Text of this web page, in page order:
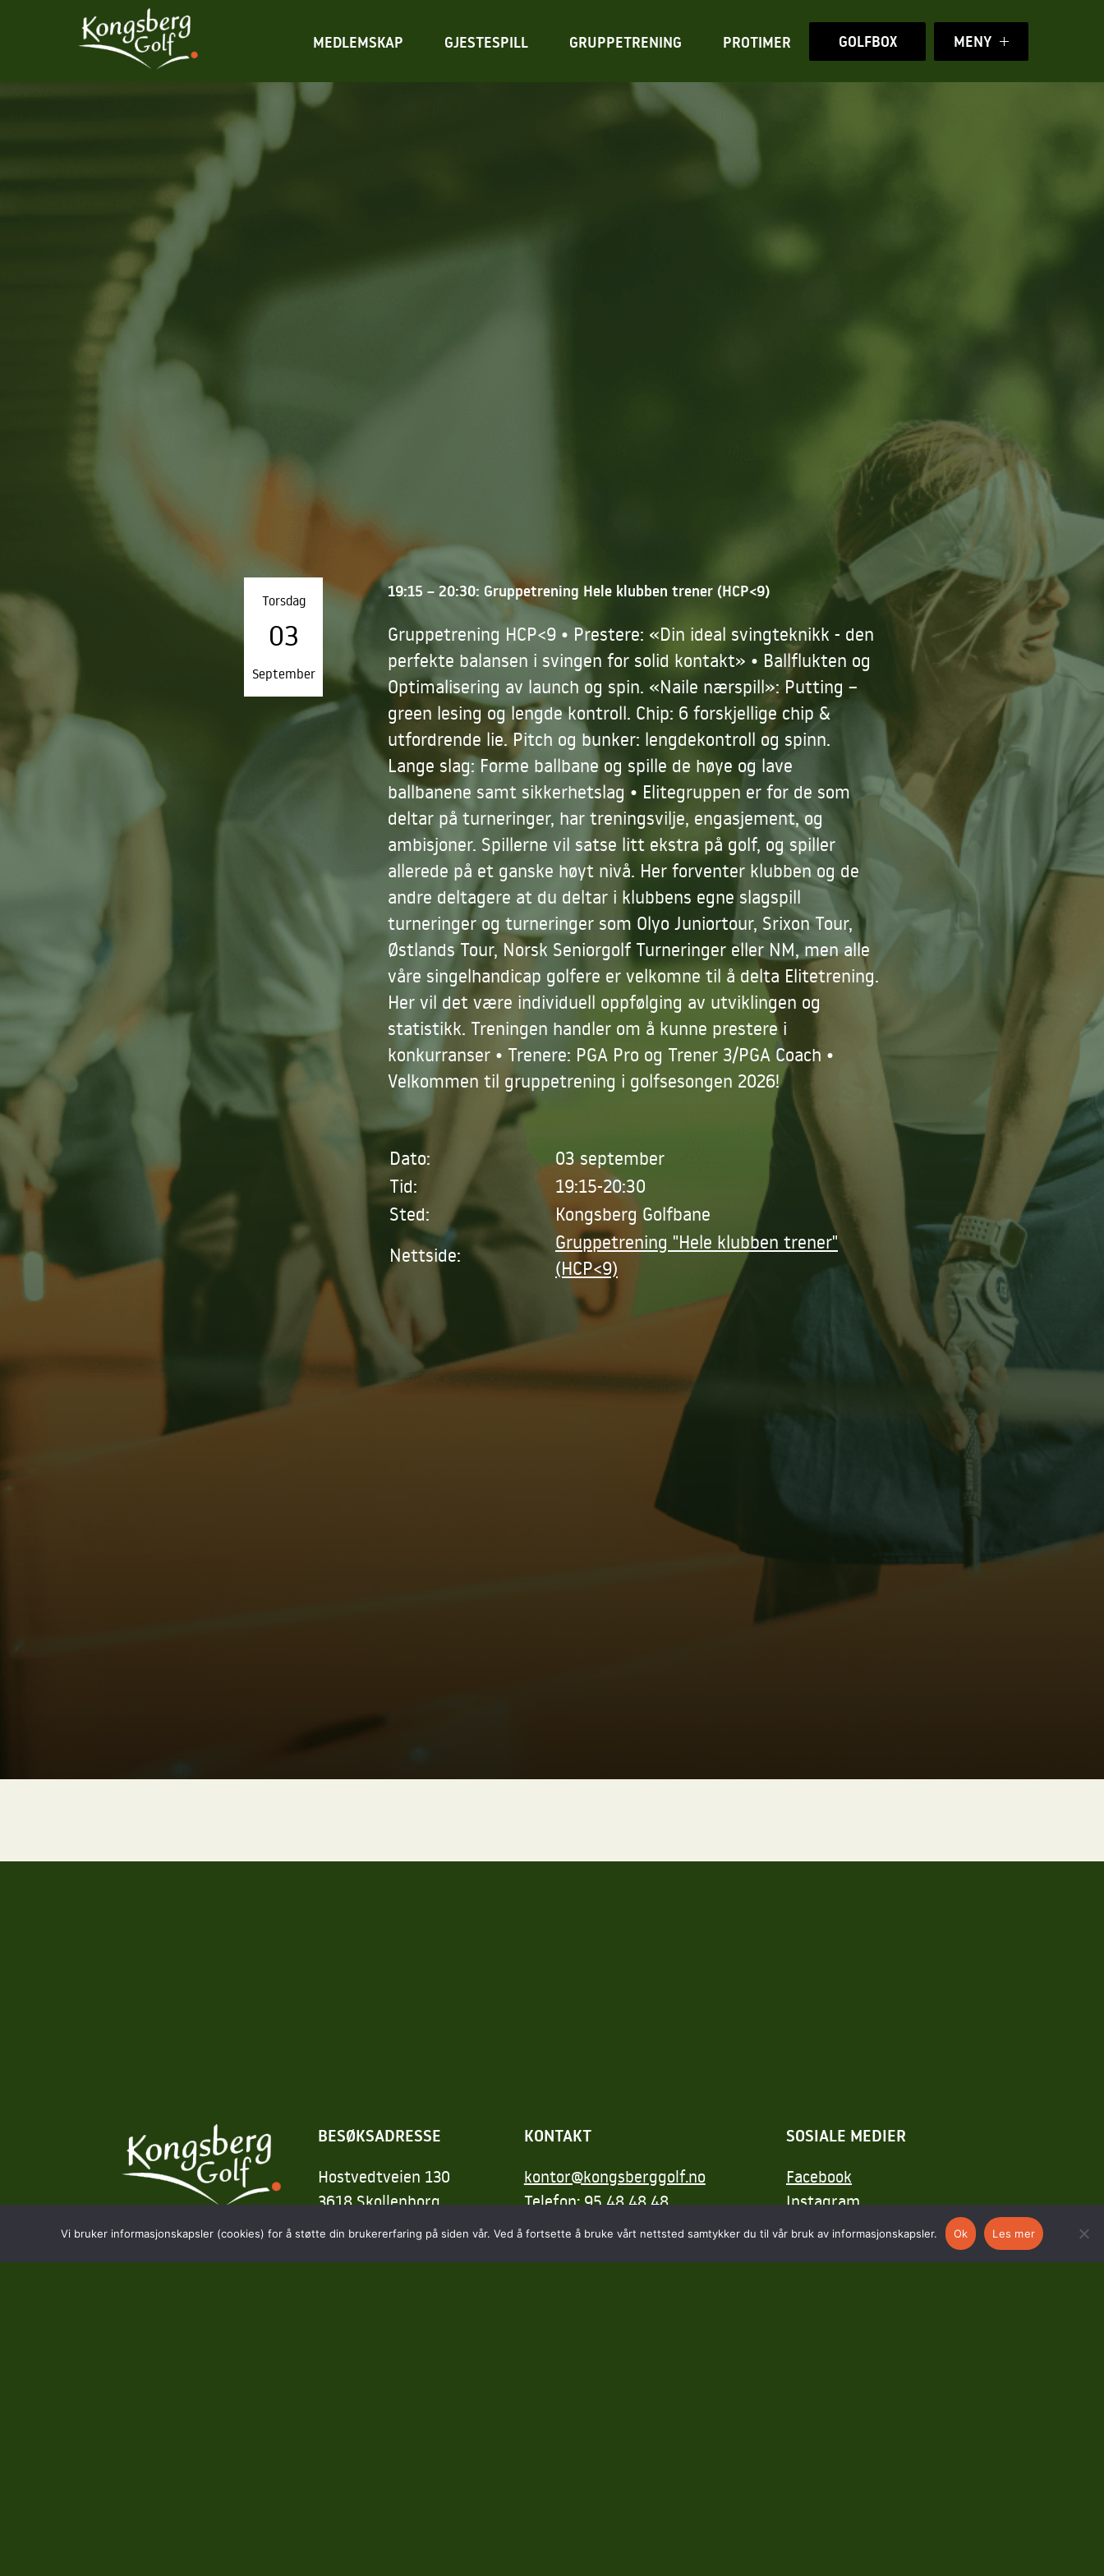
MEDLEMSKAP GJESTESPILL GRUPPETRENING PROTIMER GOLFBOX MENY
19:15 – 20:30: Gruppetrening Hele klubben trener (HCP<9)
Gruppetrening HCP<9 • Prestere: «Din ideal svingteknikk - den
perfekte balansen i svingen for solid kontakt» • Ballflukten og
Optimalisering av launch og spin. «Naile nærspill»: Putting –
green lesing og lengde kontroll. Chip: 6 forskjellige chip &
utfordrende lie. Pitch og bunker: lengdekontroll og spinn.
Lange slag: Forme ballbane og spille de høye og lave
ballbanene samt sikkerhetslag • Elitegruppen er for de som
deltar på turneringer, har treningsvilje, engasjement, og
ambisjoner. Spillerne vil satse litt ekstra på golf, og spiller
allerede på et ganske høyt nivå. Her forventer klubben og de
andre deltagere at du deltar i klubbens egne slagspill
turneringer og turneringer som Olyo Juniortour, Srixon Tour,
Østlands Tour, Norsk Seniorgolf Turneringer eller NM, men alle
våre singelhandicap golfere er velkomne til å delta Elitetrening.
Her vil det være individuell oppfølging av utviklingen og
statistikk. Treningen handler om å kunne prestere i
konkurranser • Trenere: PGA Pro og Trener 3/PGA Coach •
Velkommen til gruppetrening i golfsesongen 2026!
Dato:
03 september
Tid:
19:15-20:30
Sted:
Kongsberg Golfbane
Nettside:
Gruppetrening "Hele klubben trener"
(HCP<9)
Torsdag
03
September
BESØKSADRESSE
Hostvedtveien 130
3618 Skollenborg
KONTAKT
kontor@kongsberggolf.no
Telefon: 95 48 48 48
Daglig leder: 92 82 60 04
SOSIALE MEDIER
Facebook
Instagram
Vi bruker informasjonskapsler (cookies) for å støtte din brukererfaring på siden vår. Ved å fortsette å bruke vårt nettsted samtykker du til vår bruk av informasjonskapsler. Ok Les mer